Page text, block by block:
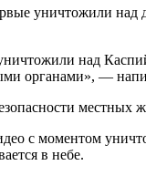
уничтожили над
над
органами», —
местных
с моментом
в небе.